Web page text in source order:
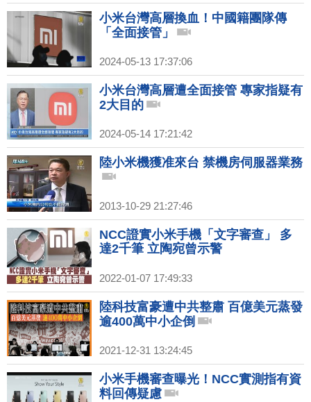
小米台灣高層換血！中國籍團隊傳
「全面接管」
2024-05-13 17:37:06
小米台灣高層遭全面接管 專家指疑有
2大目的
2024-05-14 17:21:42
陸小米機獲准來台 禁機房伺服器業務
2013-10-29 21:27:46
NCC證實小米手機「文字審查」 多
達2千筆 立陶宛曾示警
2022-01-07 17:49:33
陸科技富豪遭中共整肅 百億美元蒸發
逾400萬中小企倒
2021-12-31 13:24:45
小米手機審查曝光！NCC實測指有資
料回傳疑慮